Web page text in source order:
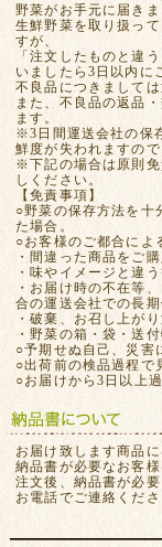
野菜がお手元に届き
生鮮野菜を取り扱っ
すが、
「注文したものと違
いましたら3日以内に
不良品につきまして
また、不良品の返品
ます。
※3日間運送会社の保
鮮度が失われますので
※下記の場合は原則免
しください。
【免責事項】
○野菜の保存方法を十
た場合。
○お客様のご都合によ
・間違った商品をご
・味やイメージと違
・お届け時の不在等
合の運送会社での長
・破棄、お召し上が
・野菜の箱・袋・送
○予期せぬ自己、災害
○出荷前の検品過程で
○お届けから3日以上過
お届け致します商品
納品書が必要なお客
注文後、納品書が必
お電話でご連絡くださ